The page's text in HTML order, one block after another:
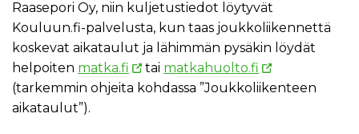
Raasepori Oy, niin kuljetustiedot löytyvät
Kouluun.fi-palvelusta, kun taas joukkoliikennettä
koskevat aikataulut ja lähimmän pysäkin löydät
helpoiten matka.fi tai matkahuolto.fi
(tarkemmin ohjeita kohdassa ”Joukkoliikenteen
aikataulut”).